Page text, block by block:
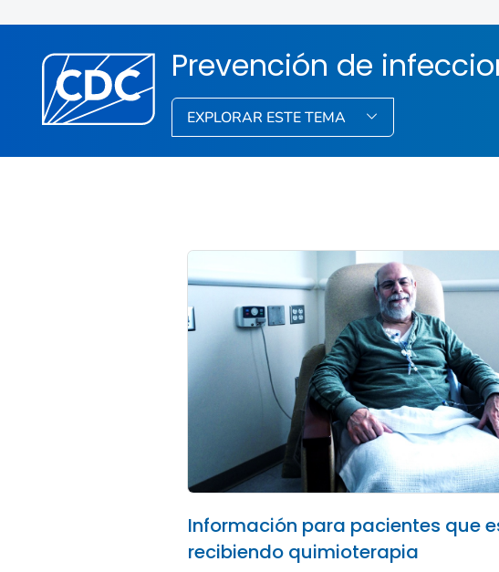
Prevención de
EXPLORAR ESTE TEMA
Información para pacientes que
recibiendo quimioterapia